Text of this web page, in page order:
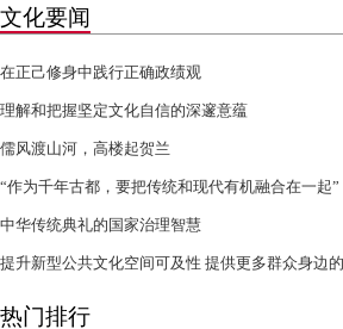
文化要闻
在正己修身中践行正确政绩观
理解和把握坚定文化自信的深邃意蕴
儒风渡山河，高楼起贺兰
“作为千年古都，要把传统和现代有机融合在一起”
中华传统典礼的国家治理智慧
提升新型公共文化空间可及性 提供更多群众身边
热门排行